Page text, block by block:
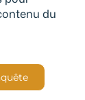
du